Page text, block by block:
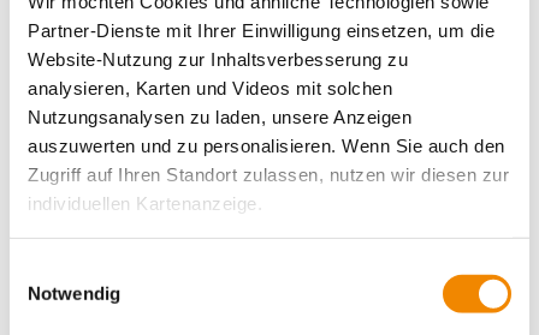
Partner-Dienste mit Ihrer Einwilligung einsetzen, um die
Website-Nutzung zur Inhaltsverbesserung zu
analysieren, Karten und Videos mit solchen
Nutzungsanalysen zu laden, unsere Anzeigen
auszuwerten und zu personalisieren. Wenn Sie auch den
Zugriff auf Ihren Standort zulassen, nutzen wir diesen zur
individuellen Kartenanzeige.
unsere Partner Daten wie Ihre IP-Adresse und
verarbeiten diese zusammen mit Daten von anderen
Notwendig